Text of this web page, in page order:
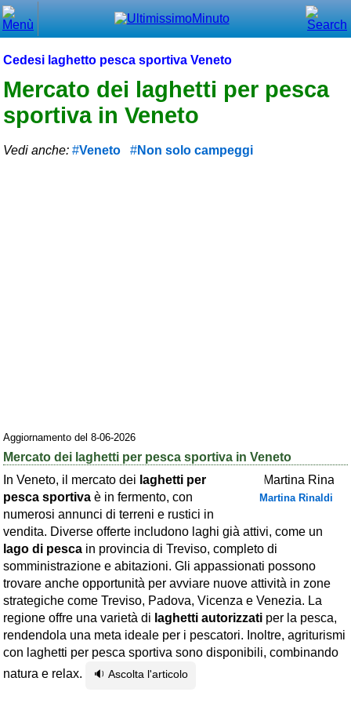
Cedesi laghetto pesca sportiva Veneto
Mercato dei laghetti per pesca
sportiva in Veneto
Vedi anche: Veneto Non solo campeggi
Aggiornamento del 8-06-2026
Mercato dei laghetti per pesca sportiva in Veneto
Martina Rinaldi
In Veneto, il mercato dei laghetti per
pesca sportiva è in fermento, con
numerosi annunci di terreni e rustici in
vendita. Diverse offerte includono laghi già attivi, come un
lago di pesca in provincia di Treviso, completo di
somministrazione e abitazioni. Gli appassionati possono
trovare anche opportunità per avviare nuove attività in zone
strategiche come Treviso, Padova, Vicenza e Venezia. La
regione offre una varietà di laghetti autorizzati per la pesca,
rendendola una meta ideale per i pescatori. Inoltre, agriturismi
con laghetti per pesca sportiva sono disponibili, combinando
natura e relax.
🔉 Ascolta l'articolo
Menù principale
⌂ Home
🕐 Last Minute
🕐 First Minute
Blog
Eventi e cose da vedere
➕ Segnala evento
Area riservata
Chi siamo
Ambienti
≋ Mare
🗻 Montagna
Laghi